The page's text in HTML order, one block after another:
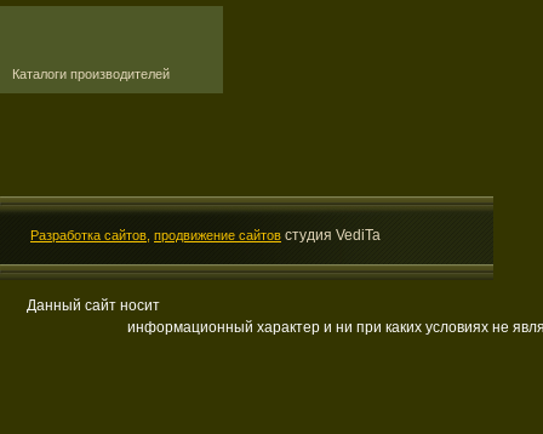
Каталоги производителей
Разработка сайтов, продвижение сайтов студия VediTa
Данный сайт носит
информационный характер и ни при каких условиях не